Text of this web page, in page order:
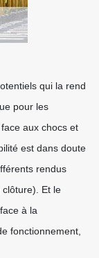
qui la rend
pour les
aux chocs et
est dans doute
rendus
clôture). Et le
à la
fonctionnement,